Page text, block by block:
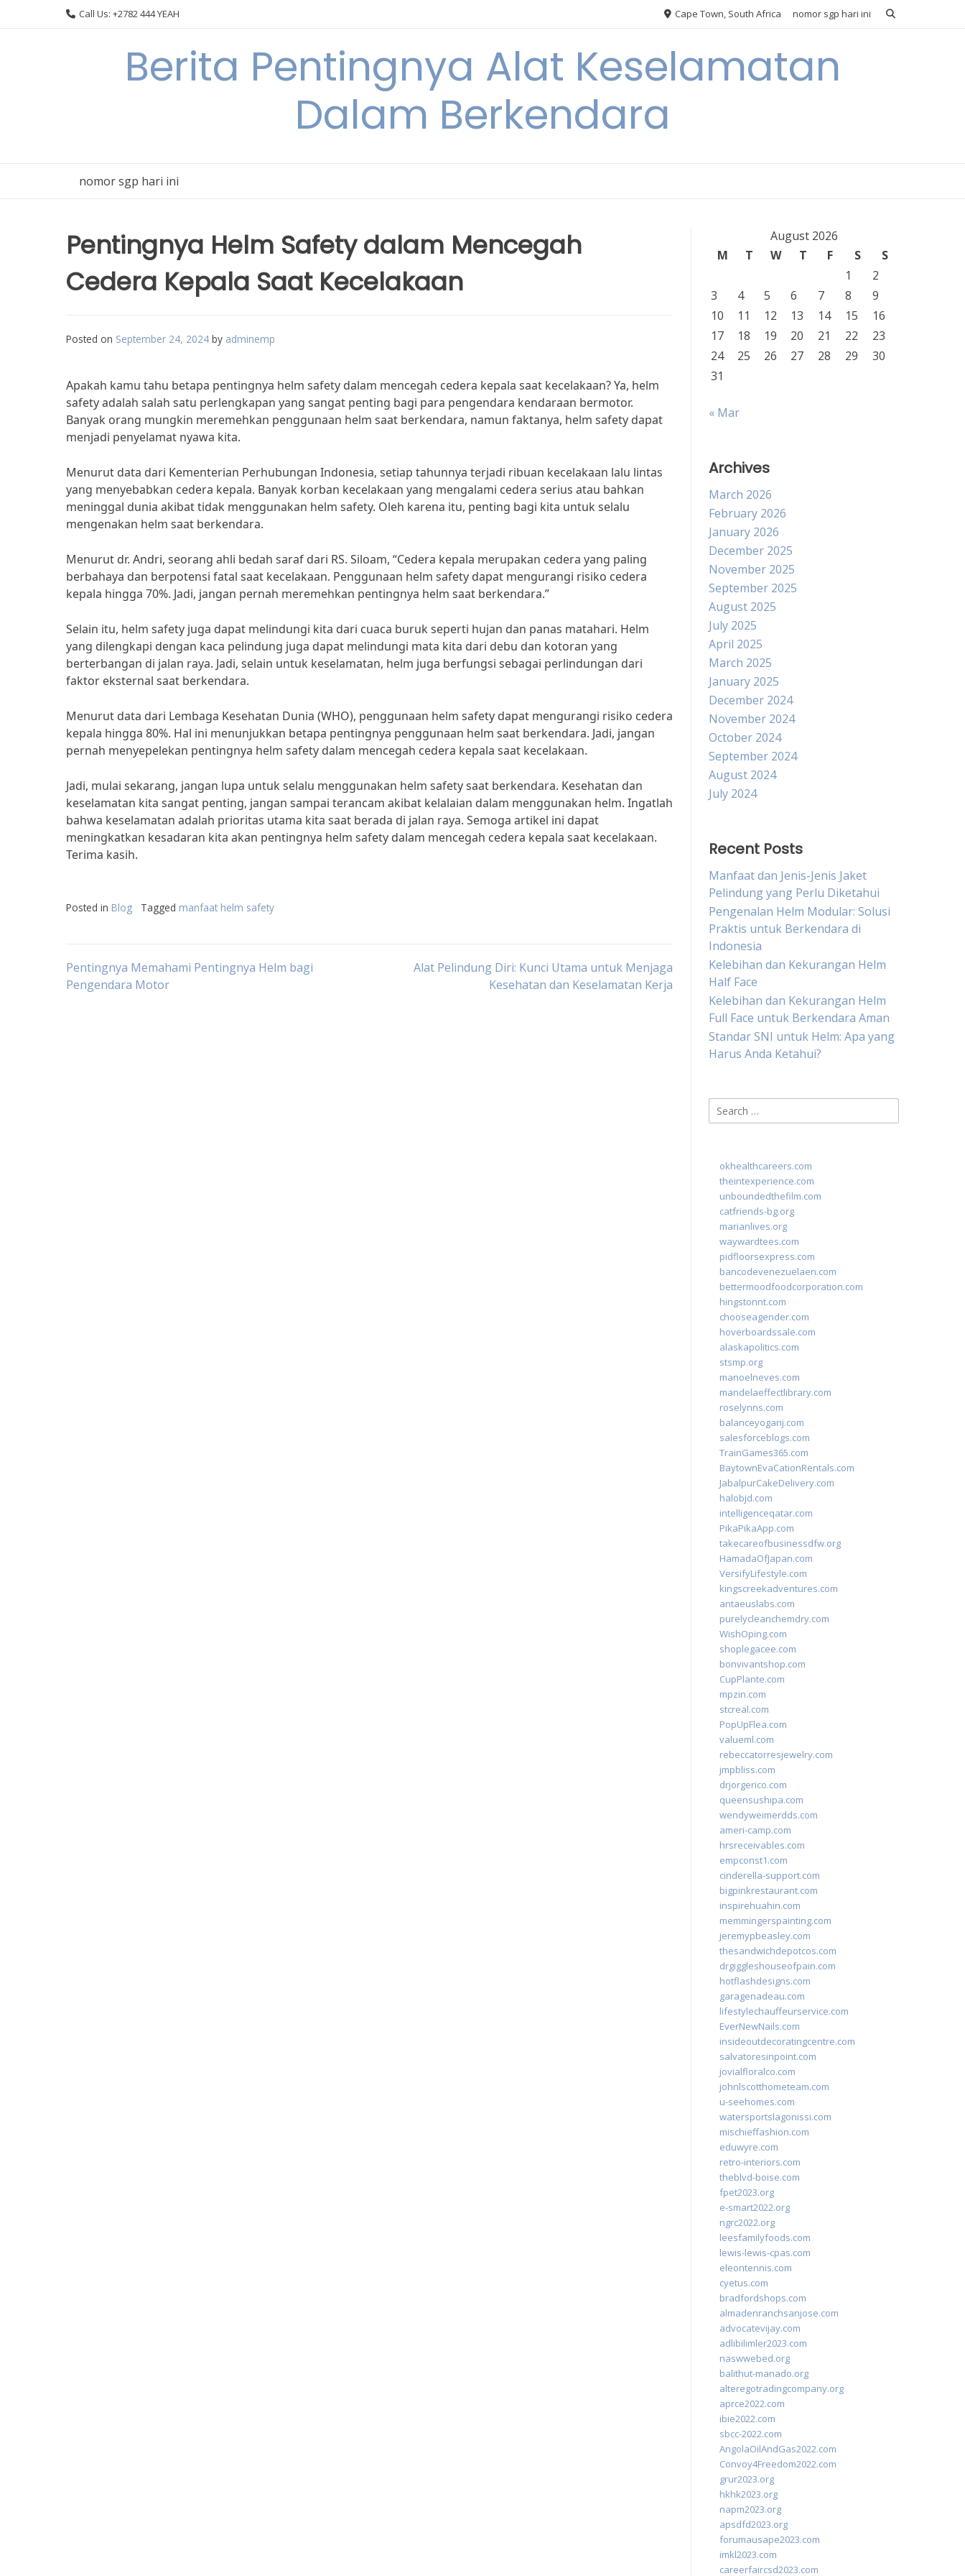
Call Us: +2782 444 YEAH Cape Town, South Africa nomor sgp hari ini
Berita Pentingnya Alat Keselamatan
Dalam Berkendara
nomor sgp hari ini
Pentingnya Helm Safety dalam Mencegah
Cedera Kepala Saat Kecelakaan
Posted on September 24, 2024 by adminemp
Apakah kamu tahu betapa pentingnya helm safety dalam mencegah cedera kepala saat kecelakaan? Ya, helm
safety adalah salah satu perlengkapan yang sangat penting bagi para pengendara kendaraan bermotor.
Banyak orang mungkin meremehkan penggunaan helm saat berkendara, namun faktanya, helm safety dapat
menjadi penyelamat nyawa kita.
Menurut data dari Kementerian Perhubungan Indonesia, setiap tahunnya terjadi ribuan kecelakaan lalu lintas
yang menyebabkan cedera kepala. Banyak korban kecelakaan yang mengalami cedera serius atau bahkan
meninggal dunia akibat tidak menggunakan helm safety. Oleh karena itu, penting bagi kita untuk selalu
mengenakan helm saat berkendara.
Menurut dr. Andri, seorang ahli bedah saraf dari RS. Siloam, “Cedera kepala merupakan cedera yang paling
berbahaya dan berpotensi fatal saat kecelakaan. Penggunaan helm safety dapat mengurangi risiko cedera
kepala hingga 70%. Jadi, jangan pernah meremehkan pentingnya helm saat berkendara.”
Selain itu, helm safety juga dapat melindungi kita dari cuaca buruk seperti hujan dan panas matahari. Helm
yang dilengkapi dengan kaca pelindung juga dapat melindungi mata kita dari debu dan kotoran yang
berterbangan di jalan raya. Jadi, selain untuk keselamatan, helm juga berfungsi sebagai perlindungan dari
faktor eksternal saat berkendara.
Menurut data dari Lembaga Kesehatan Dunia (WHO), penggunaan helm safety dapat mengurangi risiko cedera
kepala hingga 80%. Hal ini menunjukkan betapa pentingnya penggunaan helm saat berkendara. Jadi, jangan
pernah menyepelekan pentingnya helm safety dalam mencegah cedera kepala saat kecelakaan.
Jadi, mulai sekarang, jangan lupa untuk selalu menggunakan helm safety saat berkendara. Kesehatan dan
keselamatan kita sangat penting, jangan sampai terancam akibat kelalaian dalam menggunakan helm. Ingatlah
bahwa keselamatan adalah prioritas utama kita saat berada di jalan raya. Semoga artikel ini dapat
meningkatkan kesadaran kita akan pentingnya helm safety dalam mencegah cedera kepala saat kecelakaan.
Terima kasih.
Posted in Blog Tagged manfaat helm safety
Post
Pentingnya Memahami Pentingnya Helm bagi
Pengendara Motor
Alat Pelindung Diri: Kunci Utama untuk Menjaga
Kesehatan dan Keselamatan Kerja
August 2026
M
T W T F S
S
1
2
3
4 5 6 7 8
9
10
11 12 13 14 15
16
17
18 19 20 21 22
23
24
25 26 27 28 29
30
31
« Mar
Archives
March 2026
February 2026
January 2026
December 2025
November 2025
September 2025
August 2025
July 2025
April 2025
March 2025
January 2025
December 2024
November 2024
October 2024
September 2024
August 2024
July 2024
Recent Posts
Manfaat dan Jenis-Jenis Jaket
Pelindung yang Perlu Diketahui
Pengenalan Helm Modular: Solusi
Praktis untuk Berkendara di
Indonesia
Kelebihan dan Kekurangan Helm
Half Face
Kelebihan dan Kekurangan Helm
Full Face untuk Berkendara Aman
Standar SNI untuk Helm: Apa yang
Harus Anda Ketahui?
Search
for:
okhealthcareers.com
theintexperience.com
unboundedthefilm.com
catfriends-bg.org
marianlives.org
waywardtees.com
pidfloorsexpress.com
bancodevenezuelaen.com
bettermoodfoodcorporation.com
hingstonnt.com
chooseagender.com
hoverboardssale.com
alaskapolitics.com
stsmp.org
manoelneves.com
mandelaeffectlibrary.com
roselynns.com
balanceyoganj.com
salesforceblogs.com
TrainGames365.com
BaytownEvaCationRentals.com
JabalpurCakeDelivery.com
halobjd.com
intelligenceqatar.com
PikaPikaApp.com
takecareofbusinessdfw.org
HamadaOfJapan.com
VersifyLifestyle.com
kingscreekadventures.com
antaeuslabs.com
purelycleanchemdry.com
WishOping.com
shoplegacee.com
bonvivantshop.com
CupPlante.com
mpzin.com
stcreal.com
PopUpFlea.com
valueml.com
rebeccatorresjewelry.com
jmpbliss.com
drjorgerico.com
queensushipa.com
wendyweimerdds.com
ameri-camp.com
hrsreceivables.com
empconst1.com
cinderella-support.com
bigpinkrestaurant.com
inspirehuahin.com
memmingerspainting.com
jeremypbeasley.com
thesandwichdepotcos.com
drgiggleshouseofpain.com
hotflashdesigns.com
garagenadeau.com
lifestylechauffeurservice.com
EverNewNails.com
insideoutdecoratingcentre.com
salvatoresinpoint.com
jovialfloralco.com
johnlscotthometeam.com
u-seehomes.com
watersportslagonissi.com
mischieffashion.com
eduwyre.com
retro-interiors.com
theblvd-boise.com
fpet2023.org
e-smart2022.org
ngrc2022.org
leesfamilyfoods.com
lewis-lewis-cpas.com
eleontennis.com
cyetus.com
bradfordshops.com
almadenranchsanjose.com
advocatevijay.com
adlibilimler2023.com
naswwebed.org
balithut-manado.org
alteregotradingcompany.org
aprce2022.com
ibie2022.com
sbcc-2022.com
AngolaOilAndGas2022.com
Convoy4Freedom2022.com
grur2023.org
hkhk2023.org
napm2023.org
apsdfd2023.org
forumausape2023.com
imkl2023.com
careerfaircsd2023.com